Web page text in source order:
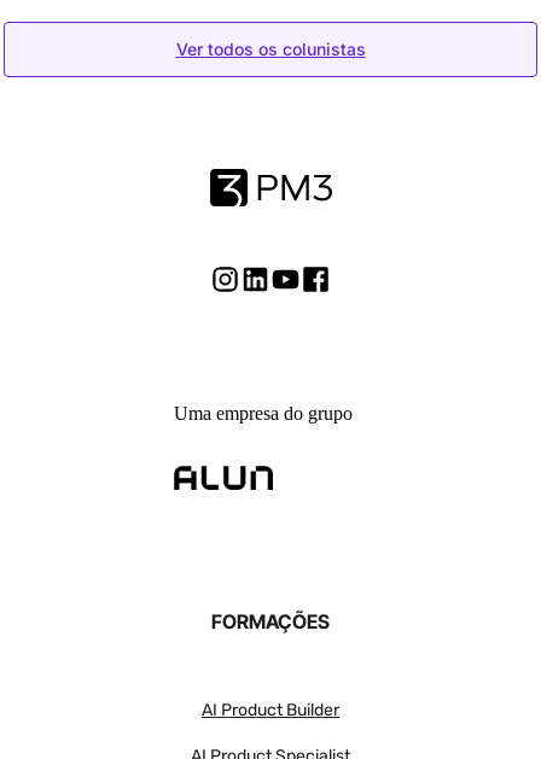
Ver todos os colunistas
Uma empresa do grupo
FORMAÇÕES
AI Product Builder